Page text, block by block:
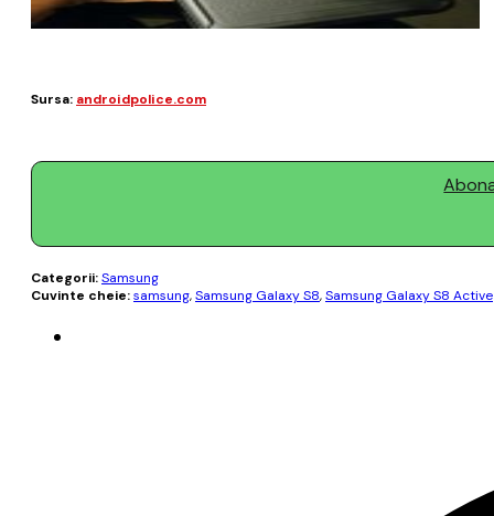
Sursa: androidpolice.com
Categorii:Samsung
Cuvinte cheie:samsung,Samsung Galaxy S8,Samsung Galaxy S8 Active